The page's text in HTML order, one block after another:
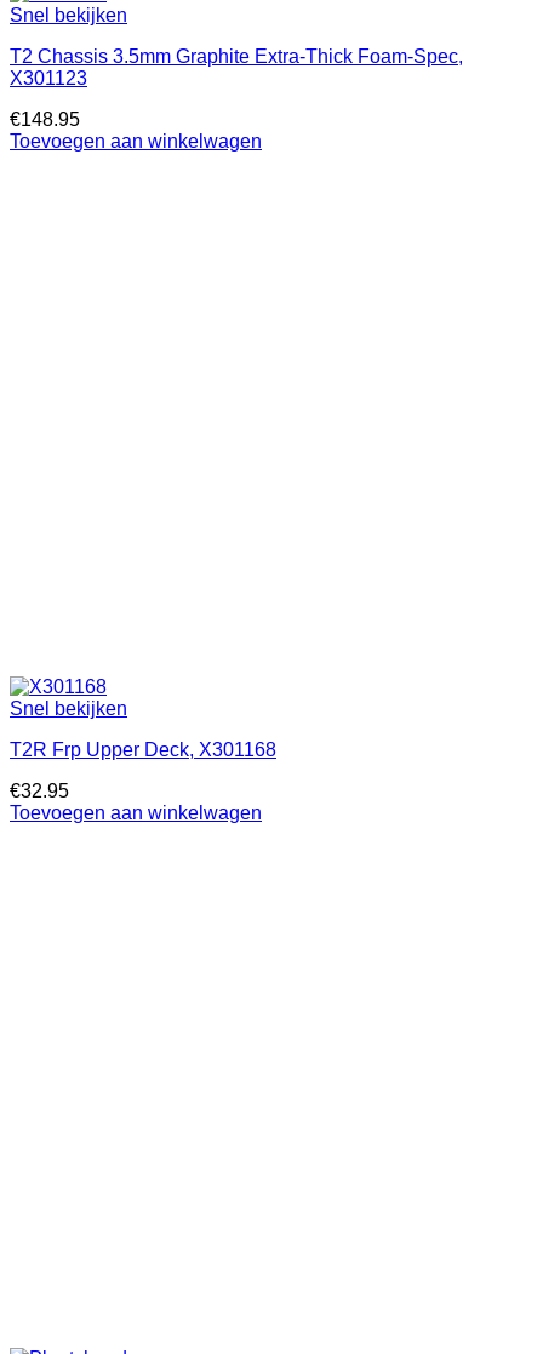
Snel bekijken
T2 Chassis 3.5mm Graphite Extra-Thick Foam-Spec,
X301123
€148.95
Toevoegen aan winkelwagen
Snel bekijken
T2R Frp Upper Deck, X301168
€32.95
Toevoegen aan winkelwagen